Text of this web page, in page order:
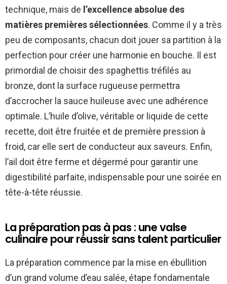
technique, mais de l’excellence absolue des
matières premières sélectionnées. Comme il y a très
peu de composants, chacun doit jouer sa partition à la
perfection pour créer une harmonie en bouche. Il est
primordial de choisir des spaghettis tréfilés au
bronze, dont la surface rugueuse permettra
d’accrocher la sauce huileuse avec une adhérence
optimale. L’huile d’olive, véritable or liquide de cette
recette, doit être fruitée et de première pression à
froid, car elle sert de conducteur aux saveurs. Enfin,
l’ail doit être ferme et dégermé pour garantir une
digestibilité parfaite, indispensable pour une soirée en
tête-à-tête réussie.
La préparation pas à pas : une valse
culinaire pour réussir sans talent particulier
La préparation commence par la mise en ébullition
d’un grand volume d’eau salée, étape fondamentale